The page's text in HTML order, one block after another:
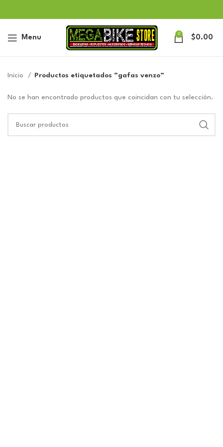
Menu 0 $0.00
Inicio Productos etiquetados “gafas venzo”
No se han encontrado productos que coincidan con tu selección.